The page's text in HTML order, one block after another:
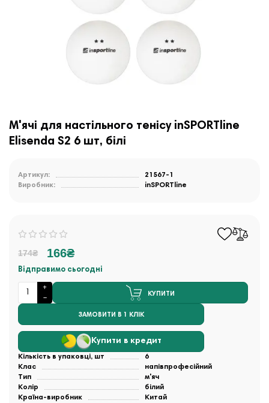
М'ячі для настільного тенісу inSPORTline
Elisenda S2 6 шт, білі
Артикул:
21567-1
Виробник:
inSPORTline
174₴ 166₴
Відправимо сьогодні
КУПИТИ
ЗАМОВИТИ В 1 КЛІК
Купити в кредит
Кількість в упаковці, шт
6
Клас
напівпрофесійний
Тип
м'яч
Колір
білий
Країна-виробник
Китай